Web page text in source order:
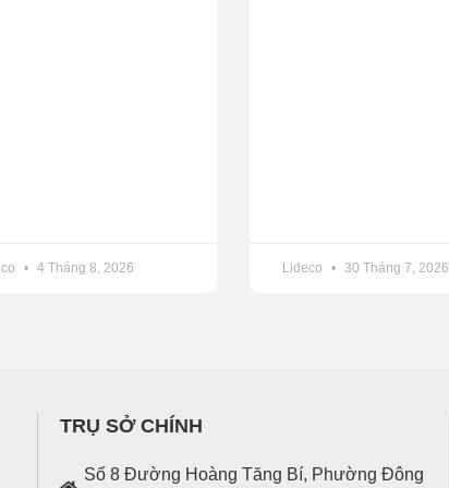
4 Tháng 8, 2026 Lideco 30 Tháng 7, 2026
TRỤ SỞ CHÍNH
Số 8 Đường Hoàng Tăng Bí, Phường Đông